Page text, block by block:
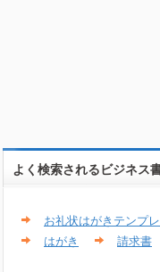
よく検索されるビジネス
お礼状はがきテンプ
はがき
請求書